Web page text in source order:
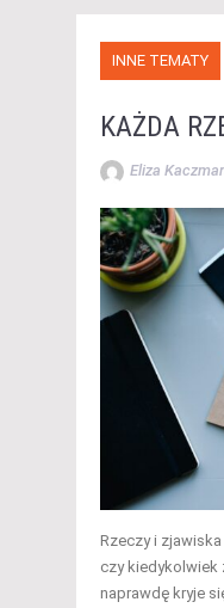
INNE TEMATY
KAŻDA
Eliza
Rzeczy i
czy kiedykolwiek
naprawdę kryje